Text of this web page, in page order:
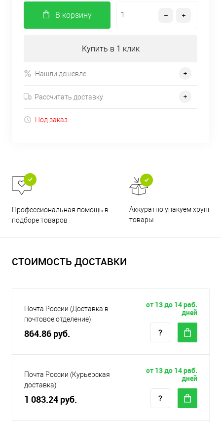
В корзину
Купить в 1 клик
Нашли дешевле
Рассчитать доставку
Под заказ
Профессиональная помощь в
подборе товаров
Аккуратно упакуем хрупкие
товары
СТОИМОСТЬ ДОСТАВКИ
Почта России (Доставка в
почтовое отделение)
864.86 руб.
от 13 до 14 раб.
дней
Почта России (Курьерская
доставка)
1 083.24 руб.
от 13 до 14 раб.
дней